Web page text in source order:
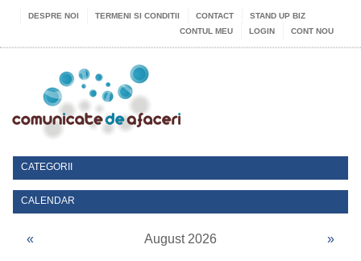
DESPRE NOI TERMENI SI CONDITII CONTACT
STAND UP BIZ
CONTUL MEU
LOGIN CONT NOU
CATEGORII
CALENDAR
« August 2026 »